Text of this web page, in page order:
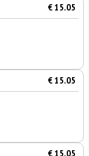
€ 15.05
€ 15.05
€ 15.05